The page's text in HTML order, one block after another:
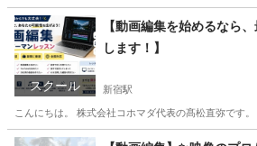
東京 新宿区 新宿駅 パソコン
スクール
【動画編集を始めるなら
します！】
新宿駅
こんにちは。 株式会社コホマダ代表の髙松直弥です
東京 新宿区 新宿駅 パソコン 動画